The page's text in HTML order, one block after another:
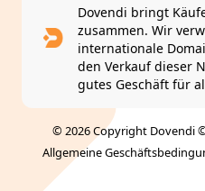
Dovendi bringt
zusammen. Wir
internationale
den Verkauf dieser
gutes Geschäft für
© 2026 Copyright Dovendi
Allgemeine